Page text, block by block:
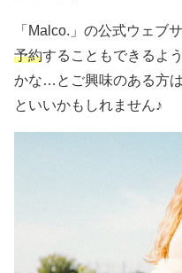
「Malco.」の公式ウェブ
予約することもできるよ
かな…とご興味のある方
といいかもしれません♪